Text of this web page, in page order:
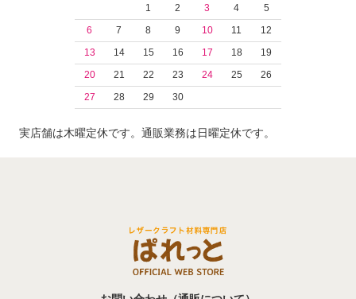
1
2 3 4
5
6
7 8 9 10 11
12
13
14 15 16 17 18
19
20
21 22 23 24 25
26
27
28 29 30
実店舗は木曜定休です。通販業務は日曜定休です。